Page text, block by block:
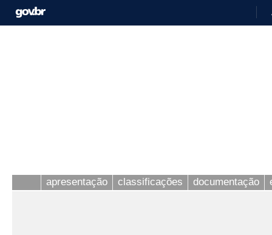
apresentação classificações documentação